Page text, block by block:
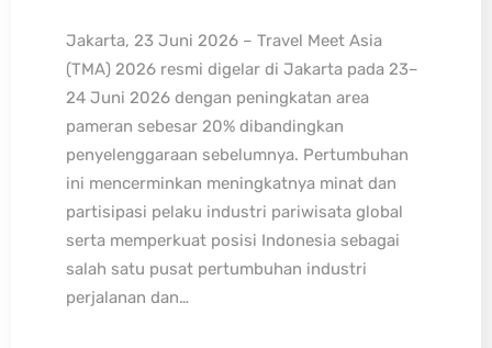
Jakarta, 23 Juni 2026 – Travel Meet Asia
(TMA) 2026 resmi digelar di Jakarta pada 23–
24 Juni 2026 dengan peningkatan area
pameran sebesar 20% dibandingkan
penyelenggaraan sebelumnya. Pertumbuhan
ini mencerminkan meningkatnya minat dan
partisipasi pelaku industri pariwisata global
serta memperkuat posisi Indonesia sebagai
salah satu pusat pertumbuhan industri
perjalanan dan…